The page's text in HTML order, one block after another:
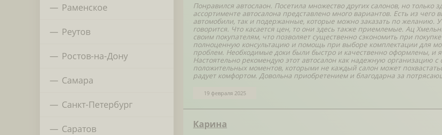
Раменское
Реутов
Ростов-на-Дону
Самара
Санкт-Петербург
Саратов
Понравился автослаон. Посетила множество других салонов, но только
ассортименте автосалона представлено много вариантов. Есть из
автомобили, так и подержанные, которые можно заказать по желанию.
говорится. Что касается цен, то они здесь также приемлемые. Ац
своим покупателям, что позволяет существенно сэкономить при
полноценную консультацию и помощь при выборе комплектации для
проблем. Необходимые доки были быстро и качественно оформлены, и я
Настоятельно рекомендую этот автосалон как надежную организацию
положительных моментов, которыми не каждый салон может
радует комфортом. Довольна приобретением и благодарна за
19 февраля 2025
Карина